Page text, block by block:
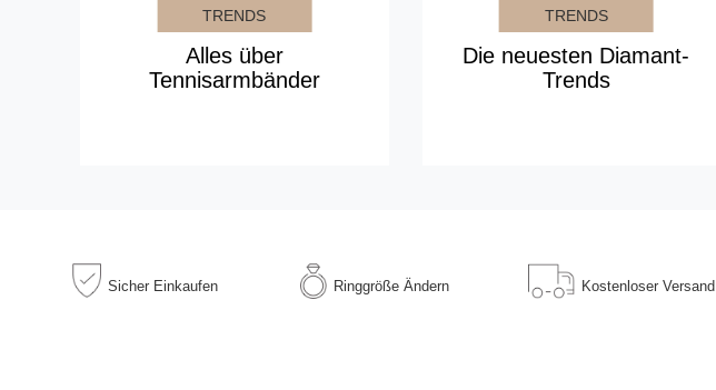
TRENDS
Alles über
Tennisarmbänder
TRENDS
Die neuesten Diamant-
Trends
Sicher Einkaufen RinggrößeÄndern Kostenloser Versand